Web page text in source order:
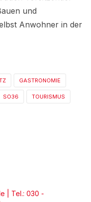
und
Anwohner in der
GASTRONOMIE
SO36 TOURISMUS
| Tel.: 030 -